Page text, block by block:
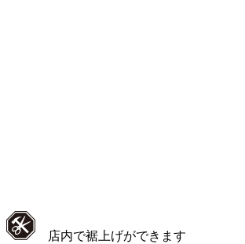
店内で裾上げができます